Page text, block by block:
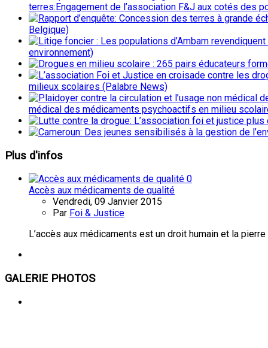
terres:Engagement de l’association F&J aux cotés des
Belgique)
environnement)
milieux scolaires (Palabre News)
médical des médicaments psychoactifs en milieu
Plus d'infos
0
Accès aux médicaments de qualité
Vendredi, 09 Janvier 2015
Par Foi & Justice
L’accès aux médicaments est un droit humain et la
GALERIEPHOTOS